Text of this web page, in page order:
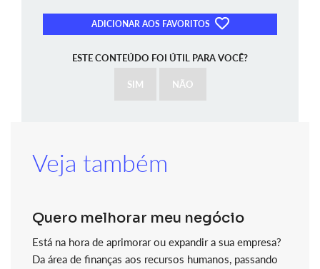
ADICIONAR AOS FAVORITOS
ESTE CONTEÚDO FOI ÚTIL PARA VOCÊ?
SIM NÃO
Veja também
Quero melhorar meu negócio
Está na hora de aprimorar ou expandir a sua empresa?
Da área de finanças aos recursos humanos, passando